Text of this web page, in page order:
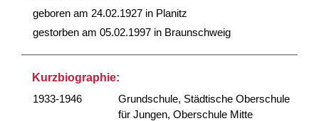
geboren am 24.02.1927 in Planitz
gestorben am 05.02.1997 in Braunschweig
Kurzbiographie:
1933-1946
Grundschule, Städtische Oberschule
für Jungen, Oberschule Mitte